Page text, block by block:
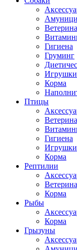
Гигиена
Груминг
Игрушки
Корма
Птицы
Гигиена
Игрушки
Корма
Рептилии
Корма
Рыбы
Корма
Грызуны